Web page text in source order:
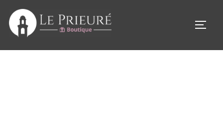
contenu